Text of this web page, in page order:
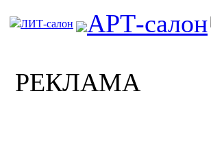
ЛИТ-салон АРТ-салон
РЕКЛАМА